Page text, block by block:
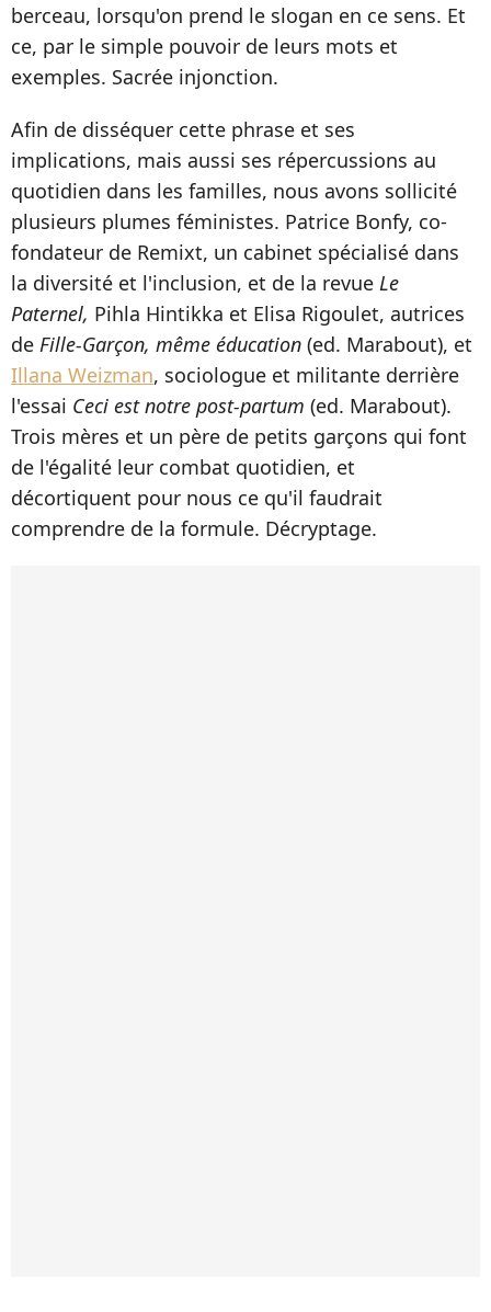
berceau, lorsqu'on prend le slogan en ce sens. Et
ce, par le simple pouvoir de leurs mots et
exemples. Sacrée injonction.
Afin de disséquer cette phrase et ses
implications, mais aussi ses répercussions au
quotidien dans les familles, nous avons sollicité
plusieurs plumes féministes. Patrice Bonfy, co-
fondateur de Remixt, un cabinet spécialisé dans
la diversité et l'inclusion, et de la revue Le
Paternel, Pihla Hintikka et Elisa Rigoulet, autrices
de Fille-Garçon, même éducation (ed. Marabout), et
Illana Weizman, sociologue et militante derrière
l'essai Ceci est notre post-partum (ed. Marabout).
Trois mères et un père de petits garçons qui font
de l'égalité leur combat quotidien, et
décortiquent pour nous ce qu'il faudrait
comprendre de la formule. Décryptage.